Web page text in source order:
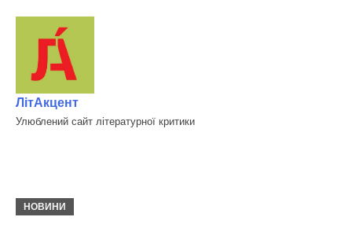
ЛітАкцент
Улюблений сайт літературної критики
НОВИНИ